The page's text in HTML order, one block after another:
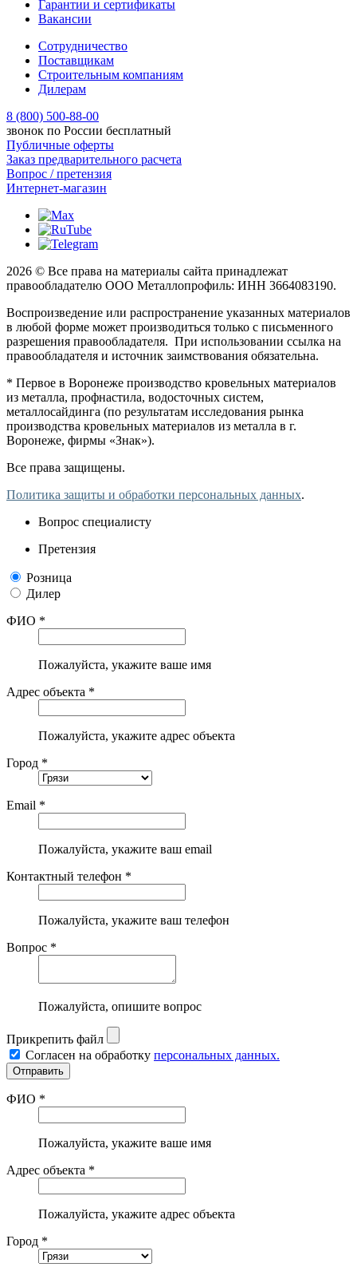
Гарантии и сертификаты
Вакансии
Сотрудничество
Поставщикам
Строительным компаниям
Дилерам
8 (800) 500-88-00
звонок по России бесплатный
Публичные оферты
Заказ предварительного расчета
Вопрос / претензия
Интернет-магазин
2026 © Все права на материалы сайта принадлежат
правообладателю ООО Металлопрофиль: ИНН 3664083190.
Воспроизведение или распространение указанных материалов
в любой форме может производиться только с письменного
разрешения правообладателя. При использовании ссылка на
правообладателя и источник заимствования обязательна.
* Первое в Воронеже производство кровельных материалов
из металла, профнастила, водосточных систем,
металлосайдинга (по результатам исследования рынка
производства кровельных материалов из металла в г.
Воронеже, фирмы «Знак»).
Все права защищены.
Политика защиты и обработки персональных данных.
Вопрос специалисту
Претензия
Розница
Дилер
ФИО *
Пожалуйста, укажите ваше имя
Адрес объекта *
Пожалуйста, укажите адрес объекта
Город *
Email *
Пожалуйста, укажите ваш email
Контактный телефон *
Пожалуйста, укажите ваш телефон
Вопрос *
Пожалуйста, опишите вопрос
Прикрепить файл
Согласен на обработку персональных данных.
ФИО *
Пожалуйста, укажите ваше имя
Адрес объекта *
Пожалуйста, укажите адрес объекта
Город *